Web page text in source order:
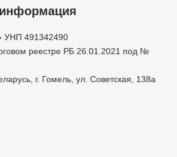
491342490
реестре РБ 26.01.2021 под №
г. Гомель, ул. Советская, 138а